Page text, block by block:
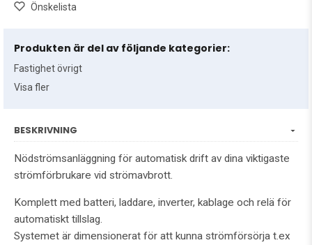
Önskelista
Produkten är del av följande kategorier:
Fastighet övrigt
Visa fler
BESKRIVNING
Nödströmsanläggning för automatisk drift av dina viktigaste
strömförbrukare vid strömavbrott.
Komplett med batteri, laddare, inverter, kablage och relä för
automatiskt tillslag.
Systemet är dimensionerat för att kunna strömförsörja t.ex